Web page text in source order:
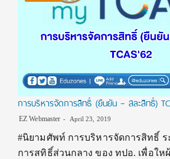
การบริหารจัดการสิทธิ์ (ยืนยัน – สละสิทธิ์)
EZ Webmaster April 23, 2019
#นิยามศัพท์ การบริหารจัดการสิทธิ์
การสทิธิ์ส่วนกลาง ของ ทปอ. เพื่อใ